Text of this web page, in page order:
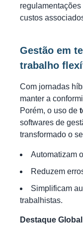
custos
Gestão em
trabalho
Com jornadas
manter a
Porém, o uso de
softwares de
transformado o
Automatizam
Reduzem
Simplificam
trabalhistas.
Destaque